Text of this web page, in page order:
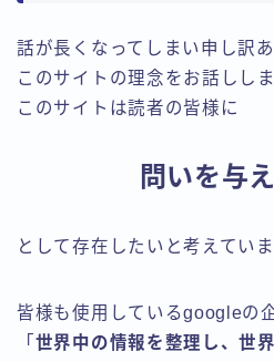
話が長くなってしまい申し訳あ
このサイトの理念をお話ししま
このサイトは読者の皆様に
問いを与
として存在したいと考えていま
皆様も使用しているgoogleの
「 世界中の情報を整理し、世